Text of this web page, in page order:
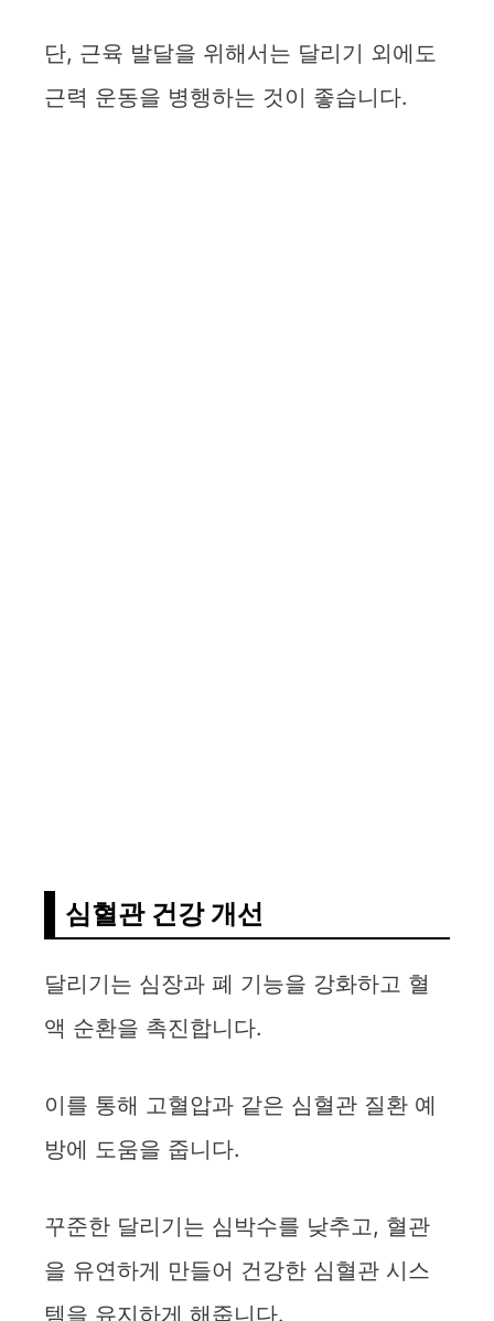
단, 근육 발달을 위해서는 달리기 외에도
근력 운동을 병행하는 것이 좋습니다.
심혈관 건강 개선
달리기는 심장과 폐 기능을 강화하고 혈
액 순환을 촉진합니다.
이를 통해 고혈압과 같은 심혈관 질환 예
방에 도움을 줍니다.
꾸준한 달리기는 심박수를 낮추고, 혈관
을 유연하게 만들어 건강한 심혈관 시스
템을 유지하게 해줍니다.